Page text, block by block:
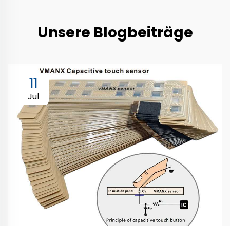
Unsere Blogbeiträge
11
Jul